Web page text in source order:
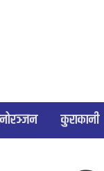
कुराकानी